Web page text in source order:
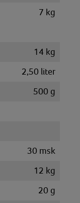
7 kg
14 kg
2,50 liter
500 g
30 msk
12 kg
20 g